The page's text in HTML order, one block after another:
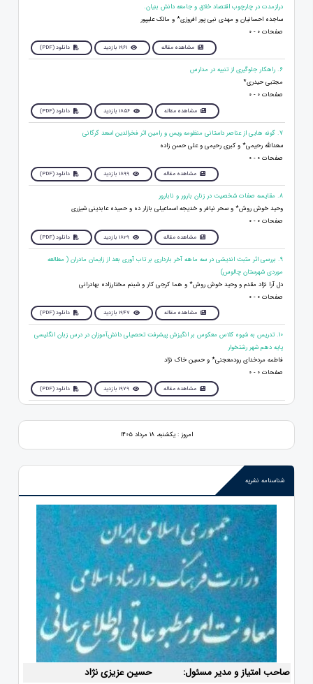
درازمدت در چارچوب اقتصاد خلاق و جامعه دانش بنیان.
ساجده احسانیان و مهدی نبی پور افروزی* و مالک علیپور
صفحات 0 - 0
مشاهده مقاله 1961 بازدید دانلود (PDF)
6. راهکار جلوگیری از تنبیه در مدارس
مجتبی حیدری*
صفحات 0 - 0
مشاهده مقاله 1856 بازدید دانلود (PDF)
7. گونه هایی از عناصر داستانی منظومه ویس و رامین اثر فخرالدین اسعد گرگانی
سعدالله رحیمی* و کبری رحیمی و علی حسن زاده
صفحات 0 - 0
مشاهده مقاله 1899 بازدید دانلود (PDF)
8. مقایسه صفات شخصیت در زنان بارور و نابارور
وحید خوش روش* و سحر نیافر و خدیجه اسماعیلی بازار ده و حمیده عابدینی شیزری
صفحات 0 - 0
مشاهده مقاله 1829 بازدید دانلود (PDF)
9. بررسی اثر مثبت اندیشی در سه ماهه آخر بارداری بر تاب آوری بعد از زایمان مادران ( مطالعه
موردی شهرستان چالوس)
دل آرا نژاد مقدم و وحید خوش روش* و هما کرجی کار و شبنم مختارزاده بهادرانی
صفحات 0 - 0
مشاهده مقاله 1947 بازدید دانلود (PDF)
10. تدریس به شیوه کلاس معکوس بر انگیزش پیشرفت تحصیلی دانش‌آموزان در درس زبان انگلیسی
پایه دهم شهر رشتخوار
فاطمه مردخدای رودمعجنی* و حسین خاک نژاد
صفحات 0 - 0
مشاهده مقاله 1979 بازدید دانلود (PDF)
امروز : یکشنبه، ۱۸ مرداد ۱۴۰۵
شناسنامه نشریه
صاحب امتیاز و مدیر مسئول:
حسین عزیزی نژاد